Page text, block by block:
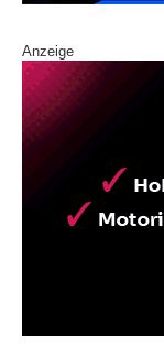
Anzeige